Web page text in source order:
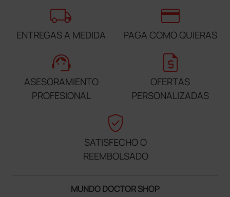
local_shipping
ENTREGAS A MEDIDA
credit_card
PAGA COMO QUIERAS
support_agent
ASESORAMIENTO
PROFESIONAL
request_quote
OFERTAS
PERSONALIZADAS
verified_user
SATISFECHO O
REEMBOLSADO
MUNDO DOCTOR SHOP